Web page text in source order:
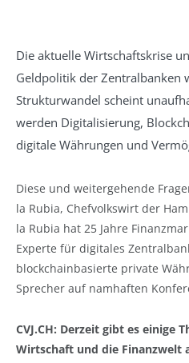
Die aktuelle Wirtschaftskrise
Geldpolitik der Zentralbanken
Strukturwandel scheint
werden Digitalisierung,
digitale Währungen und
Diese und weitergehende
la Rubia, Chefvolkswirt der
la Rubia hat 25 Jahre
Experte für digitales
blockchainbasierte private
Sprecher auf namhaften
CVJ.CH: Derzeit gibt es einige
Wirtschaft und die Finanzwelt